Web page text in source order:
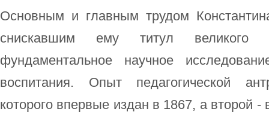
Основным и главным трудом
снискавшим ему титул великого
фундаментальное научное
воспитания. Опыт педагогической
которого впервые издан в 1867, а второй -